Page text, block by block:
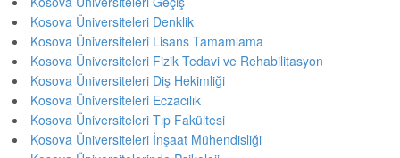
Kosova Üniversiteleri Denklik
Kosova Üniversiteleri Lisans Tamamlama
Kosova Üniversiteleri Fizik Tedavi ve Rehabilitasyon
Kosova Üniversiteleri Diş Hekimliği
Kosova Üniversiteleri Eczacılık
Kosova Üniversiteleri Tıp Fakültesi
Kosova Üniversiteleri İnşaat Mühendisliği